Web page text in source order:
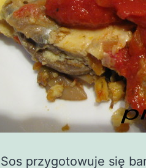
Sos przygotowuje się